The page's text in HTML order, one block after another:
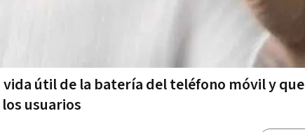
útil de la batería del teléfono móvil y que
usuarios